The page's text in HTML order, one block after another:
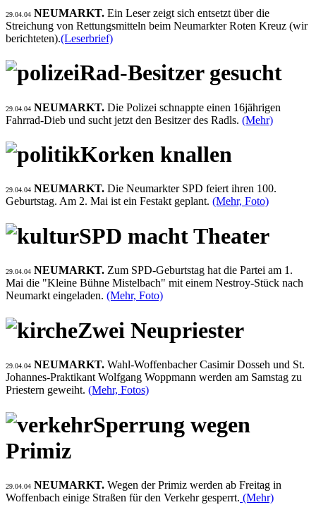
29.04.04 NEUMARKT. Ein Leser zeigt sich entsetzt über die
Streichung von Rettungsmitteln beim Neumarkter Roten Kreuz (wir
berichteten).(Leserbrief)
Rad-Besitzer gesucht
29.04.04 NEUMARKT. Die Polizei schnappte einen 16jährigen
Fahrrad-Dieb und sucht jetzt den Besitzer des Radls. (Mehr)
Korken knallen
29.04.04 NEUMARKT. Die Neumarkter SPD feiert ihren 100.
Geburtstag. Am 2. Mai ist ein Festakt geplant. (Mehr, Foto)
SPD macht Theater
29.04.04 NEUMARKT. Zum SPD-Geburtstag hat die Partei am 1.
Mai die "Kleine Bühne Mistelbach" mit einem Nestroy-Stück nach
Neumarkt eingeladen. (Mehr, Foto)
Zwei Neupriester
29.04.04 NEUMARKT. Wahl-Woffenbacher Casimir Dosseh und St.
Johannes-Praktikant Wolfgang Woppmann werden am Samstag zu
Priestern geweiht. (Mehr, Fotos)
Sperrung wegen
Primiz
29.04.04 NEUMARKT. Wegen der Primiz werden ab Freitag in
Woffenbach einige Straßen für den Verkehr gesperrt. (Mehr)